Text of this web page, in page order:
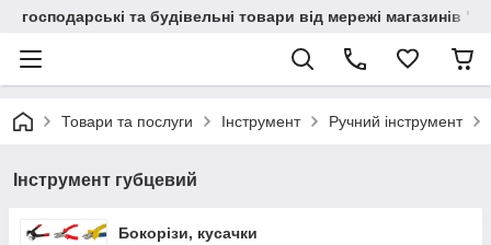
господарські та будівельні товари від мережі магазинів
Товари та послуги Інструмент Ручний інструмент
Інструмент губцевий
Бокорізи, кусачки